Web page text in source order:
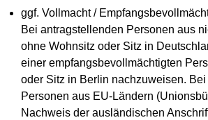
ggf. Vollmacht /
Bei antragstellenden Personen aus
ohne Wohnsitz oder Sitz in
einer empfangsbevollmächtigten
oder Sitz in Berlin nachzuweisen.
Personen aus EU-Ländern
Nachweis der ausländischen